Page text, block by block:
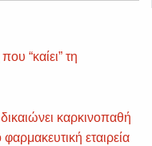
“καίει” τη
καρκινοπαθή
εταιρεία